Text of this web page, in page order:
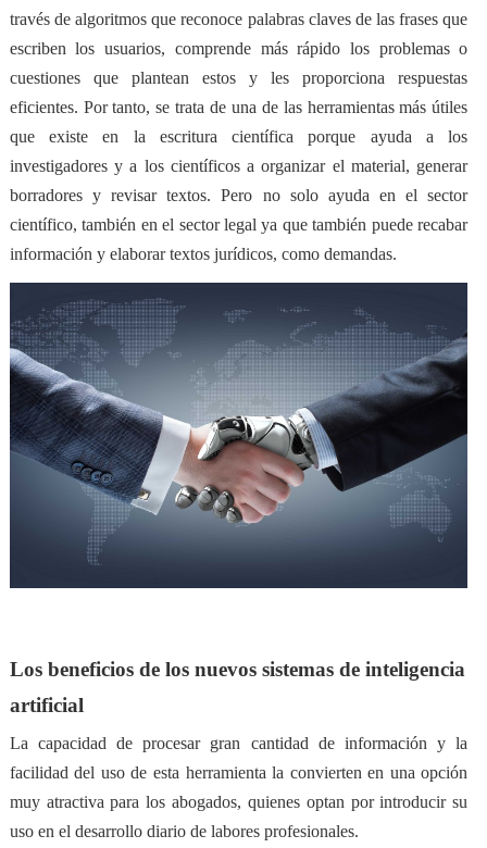
través de algoritmos que reconoce palabras claves de las frases que
escriben los usuarios, comprende más rápido los problemas o
cuestiones que plantean estos y les proporciona respuestas
eficientes. Por tanto, se trata de una de las herramientas más útiles
que existe en la escritura científica porque ayuda a los
investigadores y a los científicos a organizar el material, generar
borradores y revisar textos. Pero no solo ayuda en el sector
científico, también en el sector legal ya que también puede recabar
información y elaborar textos jurídicos, como demandas.
Los beneficios de los nuevos sistemas de inteligencia
artificial
La capacidad de procesar gran cantidad de información y la
facilidad del uso de esta herramienta la convierten en una opción
muy atractiva para los abogados, quienes optan por introducir su
uso en el desarrollo diario de labores profesionales.